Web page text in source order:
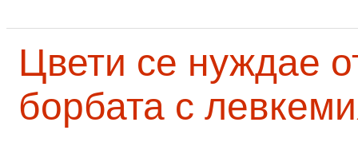
Цвети се нуждае
борбата с